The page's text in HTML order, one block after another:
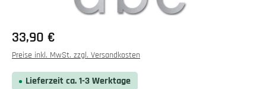
Regulärer Preis:
33,90 €
Preise inkl. MwSt. zzgl. Versandkosten
Lieferzeit ca. 1-3 Werktage